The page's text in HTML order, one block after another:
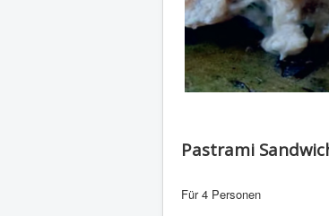
Pastrami
Für 4 Personen